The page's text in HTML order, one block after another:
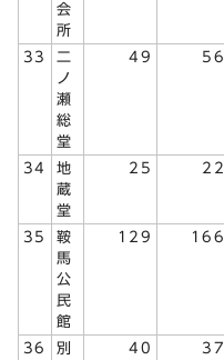
会
所
33
二
ノ
瀬
総
堂
49 56
34
地
蔵
堂
25 22
35
鞍
馬
公
民
館
129 166
36
別
40 37